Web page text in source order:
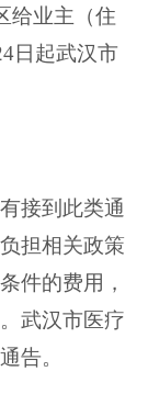
给业主（住
日起武汉市
接到此类通
担相关政策
件的费用，
武汉市医疗
告。